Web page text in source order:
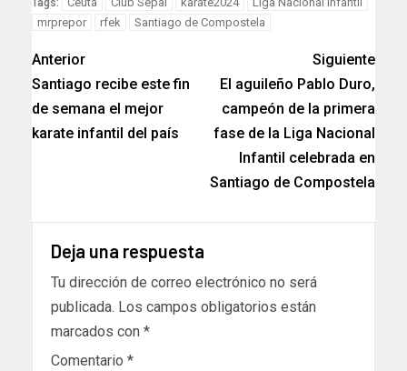
Tags:
mrprepor
rfek Santiago de Compostela
Anterior
Santiago recibe este fin
de semana el mejor
karate infantil del país
Siguiente
El aguileño Pablo Duro,
campeón de la primera
fase de la Liga Nacional
Infantil celebrada en
Santiago de Compostela
Deja una respuesta
Tu dirección de correo electrónico no será
publicada. Los campos obligatorios están
marcados con *
Comentario *